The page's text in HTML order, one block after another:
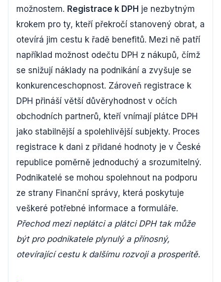
možnostem. Registrace k DPH je nezbytným
krokem pro ty, kteří překročí stanovený obrat, a
otevírá jim cestu k řadě benefitů. Mezi ně patří
například možnost odečtu DPH z nákupů, čímž
se snižují náklady na podnikání a zvyšuje se
konkurenceschopnost. Zároveň registrace k
DPH přináší větší důvěryhodnost v očích
obchodních partnerů, kteří vnímají plátce DPH
jako stabilnější a spolehlivější subjekty. Proces
registrace k dani z přidané hodnoty je v České
republice poměrně jednoduchý a srozumitelný.
Podnikatelé se mohou spolehnout na podporu
ze strany Finanční správy, která poskytuje
veškeré potřebné informace a formuláře.
Přechod mezi neplátci a plátci DPH tak může
být pro podnikatele plynulý a přínosný,
otevírající cestu k dalšímu rozvoji a prosperitě.